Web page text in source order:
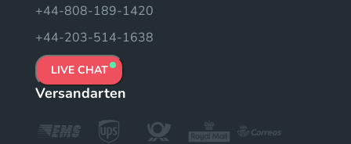
+44-808-189-1420
+44-203-514-1638
LIVE CHAT
Versandarten